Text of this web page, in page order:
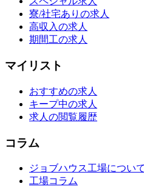
寮/社宅ありの求人
高収入の求人
期間工の求人
マイリスト
おすすめの求人
キープ中の求人
求人の閲覧履歴
コラム
ジョブハウス工場について
工場コラム